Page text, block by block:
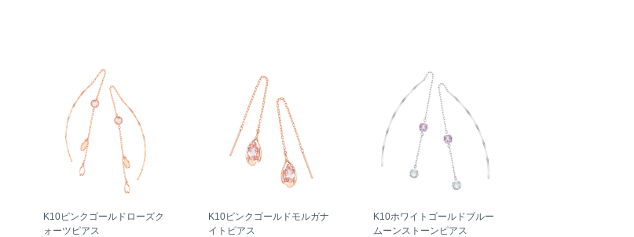
K10ピンクゴールドローズク
ォーツピアス
K10ピンクゴールドモルガナ
イトピアス
K10ホワイトゴールドブルー
ムーンストーンピアス